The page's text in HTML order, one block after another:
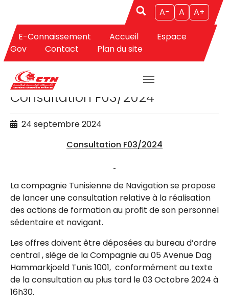
Aller au contenu principal
A- A A+
E-Connaissement Accueil
Espace
Gov
Contact Plan du site
APPELS D'OFFRES
Consultation F03/2024
24 septembre 2024
Consultation F03/2024
La compagnie Tunisienne de Navigation se propose
de lancer une consultation relative à la réalisation
des actions de formation au profit de son personnel
sédentaire et navigant.
Les offres doivent être déposées au bureau d’ordre
central , siège de la Compagnie au 05 Avenue Dag
Hammarkjoeld Tunis 1001, conformément au texte
de la consultation au plus tard le 03 Octobre 2024 à
16h30.